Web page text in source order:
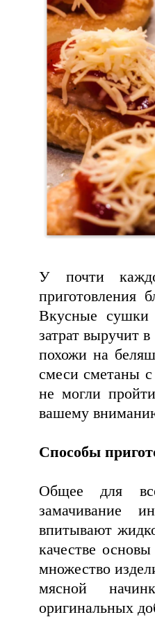
У почти
приготовления
Вкусные сушки
затрат выручит
похожи на
смеси сметаны
не могли
вашему
Способы
Общее для
замачивание
впитывают
качестве
множество
мясной
оригинальных